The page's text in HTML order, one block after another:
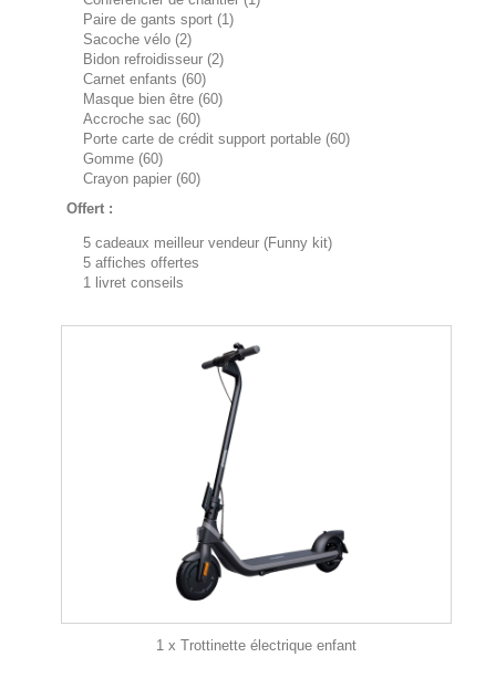
Paire de gants sport (1)
Sacoche vélo (2)
Bidon refroidisseur (2)
Carnet enfants (60)
Masque bien être (60)
Accroche sac (60)
Porte carte de crédit support portable (60)
Gomme (60)
Crayon papier (60)
Offert :
5 cadeaux meilleur vendeur (Funny kit)
5 affiches offertes
1 livret conseils
1 x Trottinette électrique enfant